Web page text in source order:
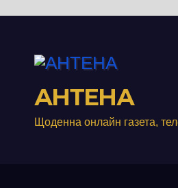
виробництвом
м’яса птиці
АНТЕНА
Щоденна онлайн газета,